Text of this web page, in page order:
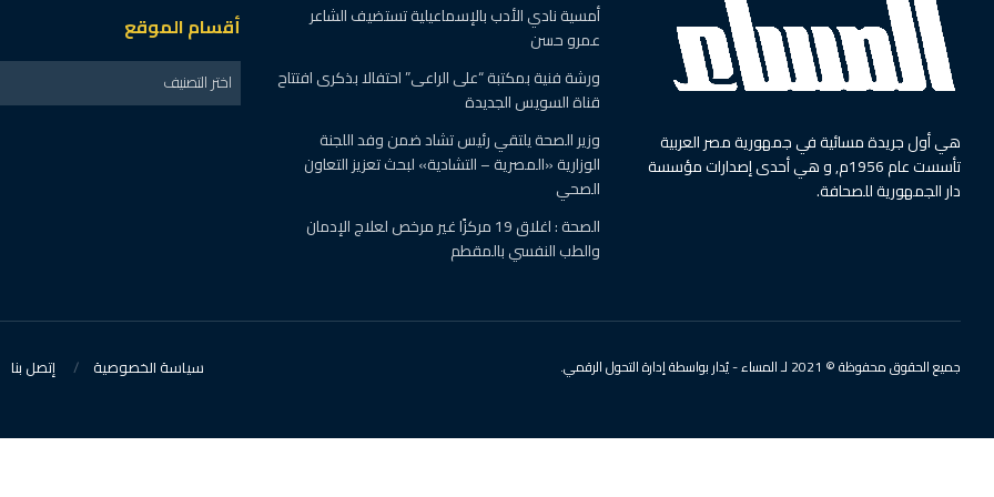
هي أول جريدة مسائية في جمهورية مصر العربية
تأسست عام 1956م, و هي أحدى إصدارات مؤسسة
دار الجمهورية للصحافة.
أمسية نادي الأدب بالإسماعيلية تستضيف الشاعر
عمرو حسن
ورشة فنية بمكتبة “على الراعى” احتفالا بذكرى افتتاح
قناة السويس الجديدة
وزير الصحة يلتقي رئيس تشاد ضمن وفد اللجنة
الوزارية «المصرية – التشادية» لبحث تعزيز التعاون
الصحي
الصحة : اغلاق 19 مركزًا غير مرخص لعلاج الإدمان
والطب النفسي بالمقطم
أقسام الموقع
اختر التصنيف
سياسة الخصوصية إتصل بنا جميع الحقوق محفوظة © 2021 لـ المساء - يُدار بواسطة إدارة التحول الرقمي.